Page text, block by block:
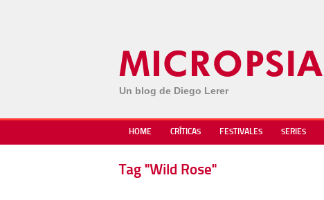
Un blog de Diego Lerer
HOME CRÍTICAS FESTIVALES SERIES
Tag "Wild Rose"